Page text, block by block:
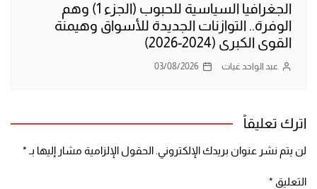
الجغرافيا السياسية للحبوب (الجزء 1) وهم
الوفرة.. التوازنات الجديدة للأسواق وهيمنة
القوى الكبرى (2024-2026)
عبد الواحد غيات 03/08/2026
اترك تعليقاً
لن يتم نشر عنوان بريدك الإلكتروني.الحقول الإلزامية مشار إليها بـ *
التعليق *